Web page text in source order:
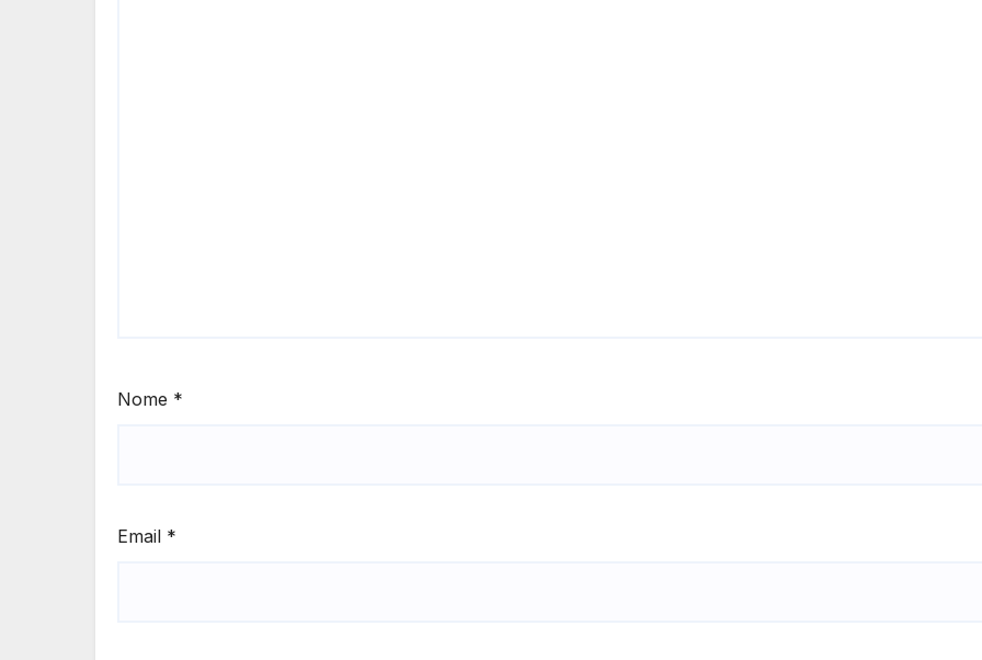
Nome *
Email *